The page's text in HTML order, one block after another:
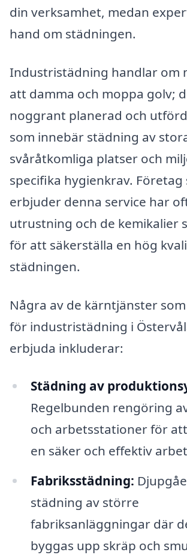
din verksamhet, medan
hand om städningen.
Industristädning handlar om
att damma och moppa golv;
noggrant planerad och
som innebär städning av
svåråtkomliga platser och
specifika hygienkrav. Företag
erbjuder denna service har
utrustning och de kemikalier
för att säkerställa en hög
städningen.
Några av de kärntjänster
för industristädning i
erbjuda inkluderar:
Städning av
Regelbunden rengöring
och arbetsstationer för
en säker och effektiv
Fabriksstädning:
städning av större
fabriksanläggningar där
byggas upp skräp och